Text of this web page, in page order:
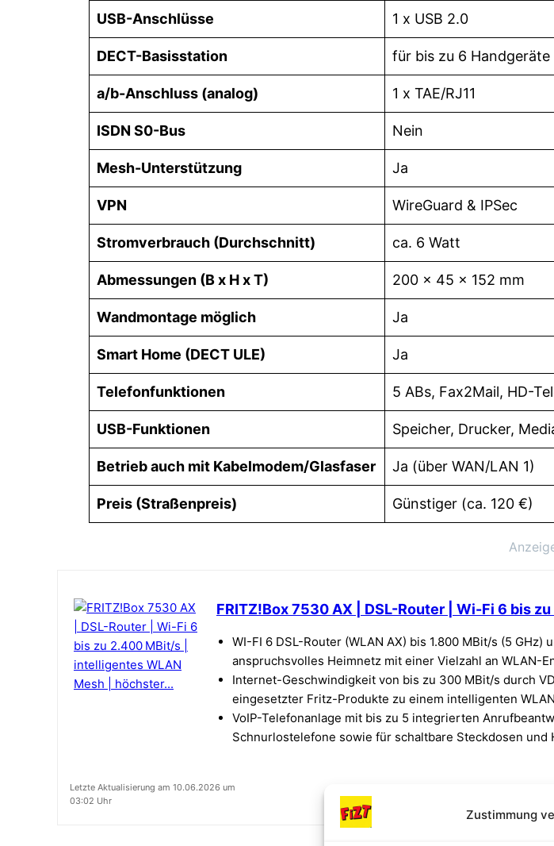
Zustimmung
USB-Anschlüsse 1 x USB 2.0
DECT-Basisstation für bis zu 6 Handgeräte
a/b-Anschluss (analog) 1 x TAE/RJ11
ISDN S0-Bus Nein
Mesh-Unterstützung Ja
VPN WireGuard & IPSec
Stromverbrauch (Durchschnitt) ca. 6 Watt
Abmessungen (B x H x T) 200 x 45 x 152 mm
Wandmontage möglich Ja
Smart Home (DECT ULE) Ja
Telefonfunktionen 5 ABs, Fax2Mail, HD-
USB-Funktionen Speicher, Drucker,
Betrieb auch mit Kabelmodem/Glasfaser Ja (über WAN/LAN 1)
Preis (Straßenpreis) Günstiger (ca. 120 €)
FRITZ!Box 7530 AX | DSL-Router | Wi-Fi 6 bis
WI-FI 6 DSL-Router (WLAN AX) bis 1.800 MBit/s (5
anspruchsvolles Heimnetz mit einer Vielzahl an WLAN-
Internet-Geschwindigkeit von bis zu 300 MBit/s durch
eingesetzter Fritz-Produkte zu einem intelligenten
VoIP-Telefonanlage mit bis zu 5 integrierten
Schnurlostelefone sowie für schaltbare Steckdosen und
Letzte Aktualisierung am 10.06.2026 um
03:02 Uhr